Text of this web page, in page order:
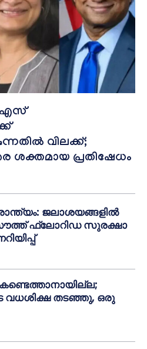
വിലക്ക്;
ശക്തമായ പ്രതിഷേധം
ജലാശയങ്ങളിൽ
ഫ്ലോറിഡ സുരക്ഷാ
തടഞ്ഞു, ഒരു